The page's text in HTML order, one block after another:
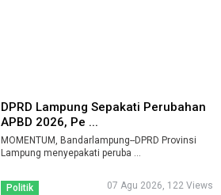
DPRD Lampung Sepakati Perubahan
APBD 2026, Pe ...
MOMENTUM, Bandarlampung--DPRD Provinsi
Lampung menyepakati peruba ...
Politik 07 Agu 2026, 122 Views